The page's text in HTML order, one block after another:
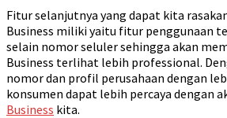
Fitur selanjutnya yang dapat kita
Business miliki yaitu fitur penggunaan
selain nomor seluler sehingga akan
Business terlihat lebih professional.
nomor dan profil perusahaan dengan
konsumen dapat lebih percaya dengan
Business kita.